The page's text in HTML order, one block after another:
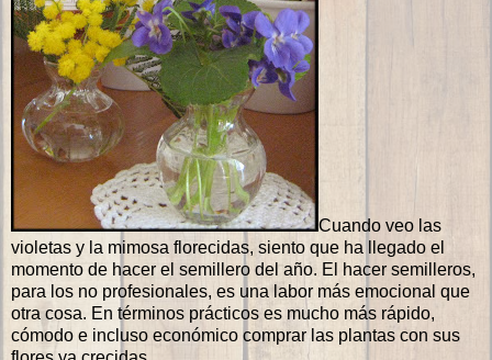
Cuando veo las
violetas y la mimosa florecidas, siento que ha llegado el
momento de hacer el semillero del año. El hacer semilleros,
para los no profesionales, es una labor más emocional que
otra cosa. En términos prácticos es mucho más rápido,
cómodo e incluso económico comprar las plantas con sus